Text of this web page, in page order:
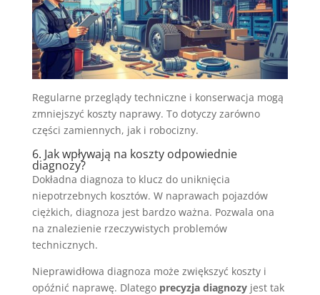
Regularne przeglądy techniczne i konserwacja mogą
zmniejszyć koszty naprawy. To dotyczy zarówno
części zamiennych, jak i robocizny.
6. Jak wpływają na koszty odpowiednie
diagnozy?
Dokładna diagnoza to klucz do uniknięcia
niepotrzebnych kosztów. W naprawach pojazdów
ciężkich, diagnoza jest bardzo ważna. Pozwala ona
na znalezienie rzeczywistych problemów
technicznych.
Nieprawidłowa diagnoza może zwiększyć koszty i
opóźnić naprawę. Dlatego precyzja diagnozyjest tak